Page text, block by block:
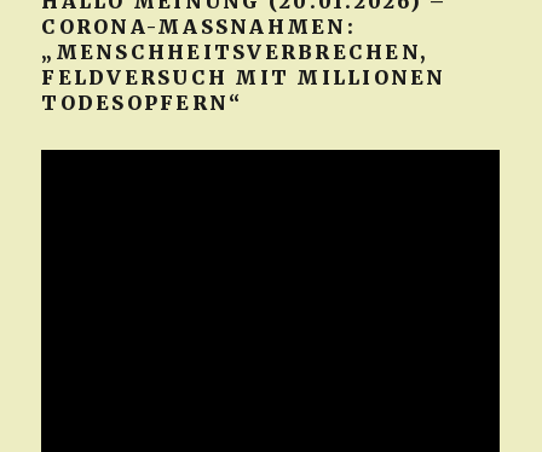
CORONA-MASSNAHMEN: „
MENSCHHEITSVERBRECHEN, F
ELDVERSUCH MIT MILLIONEN T
ODESOPFERN“